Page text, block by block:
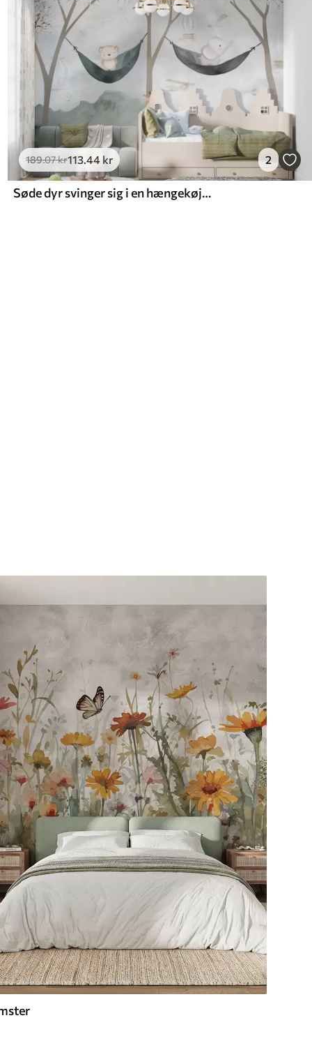
189.07kr113.44 kr 2
Søde dyr svinger sig i en hængekøje i skoven